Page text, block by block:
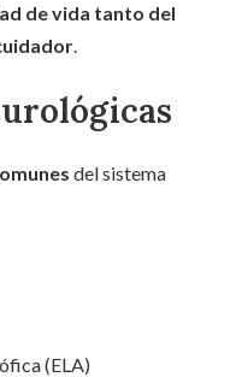
de vida tanto del
.
del sistema
(ELA)